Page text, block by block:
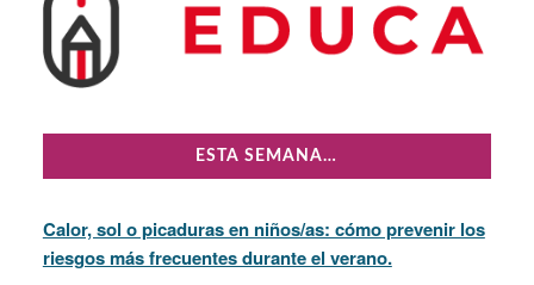
ESTA SEMANA…
Calor, sol o picaduras en niños/as: cómo prevenir los
riesgos más frecuentes durante el verano.